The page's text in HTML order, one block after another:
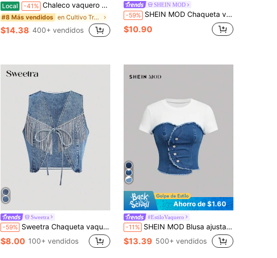
Local -41% Chaleco vaquero de mujer sin mangas de cuello en V, ajustado, con botones, top de mezclilla, chaleco
#8 Más vendidos en Cultivo Trajes de dos piezas de mezclilla para
$14.38 400+ vendidos
SHEIN MOD
-59% SHEIN MOD Chaqueta vaquera casual y sencilla para mujer
$10.90
Sweetra
-59% Sweetra Chaqueta vaquera de uso diario versátil con diseño de flecos y cordones en escote en V para mujer
$8.00 100+ vendidos
Ahorro de $1.60
#EstiloVaquero
-11% SHEIN MOD Blusa ajustada de manga corta de mezclilla con parches, estilo casual para mujer
$13.39 500+ vendidos